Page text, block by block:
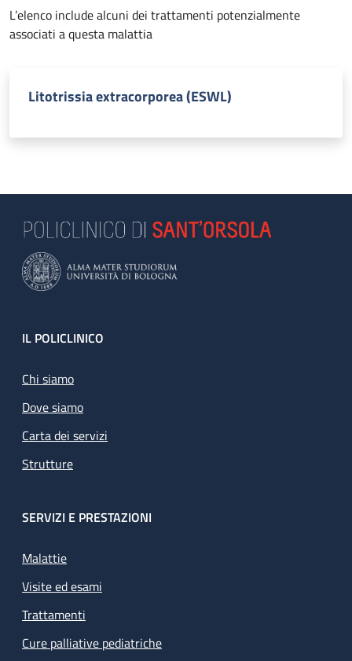
L’elenco include alcuni dei trattamenti potenzialmente
associati a questa malattia
Litotrissia extracorporea (ESWL)
Footer
IL POLICLINICO
Chi siamo
Dove siamo
Carta dei servizi
Strutture
SERVIZI E PRESTAZIONI
Malattie
Visite ed esami
Trattamenti
Cure palliative pediatriche